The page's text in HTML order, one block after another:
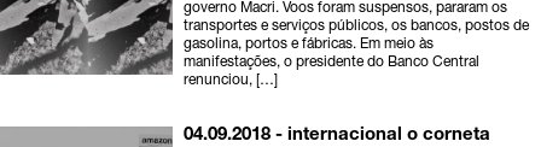
governo Macri. Voos foram suspensos, pararam os
transportes e serviços públicos, os bancos, postos de
gasolina, portos e fábricas. Em meio às
manifestações, o presidente do Banco Central
renunciou, […]
04.09.2018 -internacional o corneta